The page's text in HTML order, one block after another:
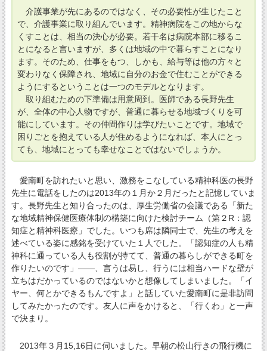
介護事業が先にあるのではなく、その必要性が生じたこと
で、介護事業に取り組んでいます。精神病院をこの地からな
くすことは、相当の決心が必要。若干名は病院本部に移るこ
とになると言いますが、多くは地域の中で暮らすことになり
ます。そのため、仕事をもつ、しかも、給与等は他の方々と
変わりなく保障され、地域に自分のお金で住むことができる
ようにするということは一つのモデルとなります。
取り組むための下準備は用意周到。医師である長野先生
が、全体の中心人物ですが、普通に暮らせる地域づくりを可
能にしています。その仲間作りは学びたいことです。地域で
困りごとを抱えている人が住めるようになれば、本人にとっ
ても、地域にとっても幸せなことではないでしょうか。
愛南町を訪れたいと思い、激務をこなしている精神科医の長野
先生に電話をしたのは2013年の１月か２月だったと記憶していま
す。長野先生と知り合ったのは、厚生労働省の会議である「新た
な地域精神保健医療体制の構築に向けた検討チーム（第２R：認
知症と精神科医療」でした。いつも席は隣同士で、先生の考えを
述べている姿に感銘を受けていた１人でした。「認知症の人も精
神科に通っている人も役割が持てて、普通の暮らしができる町を
作りたいのです」――、言うは易し、行うには相当ハードな壁が
立ちはだかっているのではないかと想像してしまいました。「イ
ヤー、何とかできるもんですよ」と話していた愛南町に是非訪問
してみたかったのです。友人に声をかけると、「行くわ」と一声
で決まり。
2013年３月15,16日に伺いました。早朝の松山行きの飛行機に